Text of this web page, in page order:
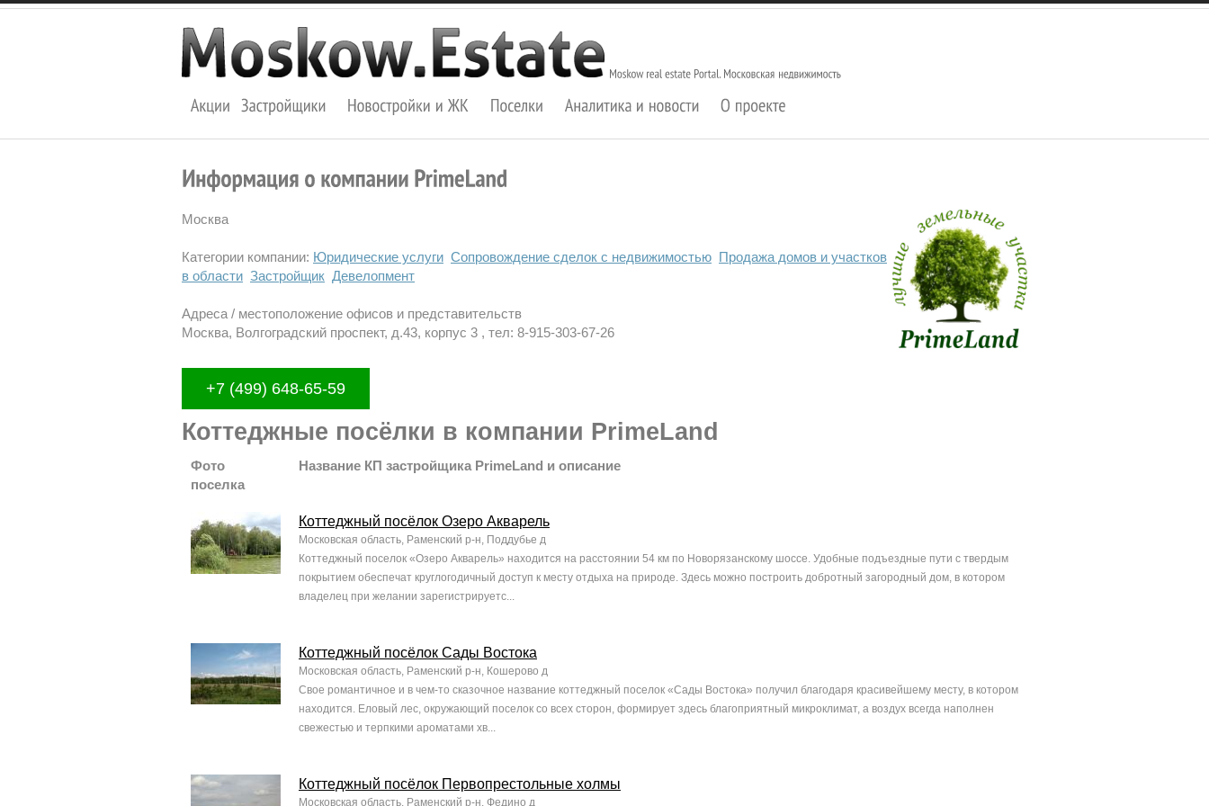
Москва
Категории компании: Юридические услуги Сопровождение сделок с недвижимостью Продажа домов и участков
в области Застройщик Девелопмент
Адреса / местоположение офисов и представительств
Москва, Волгоградский проспект, д.43, корпус 3 , тел: 8-915-303-67-26
+7 (499) 648-65-59
Коттеджные посёлки в компании PrimeLand
Фото
поселка
Название КП застройщика PrimeLand и описание
Коттеджный посёлок Озеро Акварель
Московская область, Раменский р-н, Поддубье д
Коттеджный поселок «Озеро Акварель» находится на расстоянии 54 км по Новорязанскому шоссе. Удобные подъездные пути с твердым
покрытием обеспечат круглогодичный доступ к месту отдыха на природе. Здесь можно построить добротный загородный дом, в котором
владелец при желании зарегистрируетс...
Коттеджный посёлок Сады Востока
Московская область, Раменский р-н, Кошерово д
Свое романтичное и в чем-то сказочное название коттеджный поселок «Сады Востока» получил благодаря красивейшему месту, в котором
находится. Еловый лес, окружающий поселок со всех сторон, формирует здесь благоприятный микроклимат, а воздух всегда наполнен
свежестью и терпкими ароматами хв...
Коттеджный посёлок Первопрестольные холмы
Московская область, Раменский р-н, Федино д